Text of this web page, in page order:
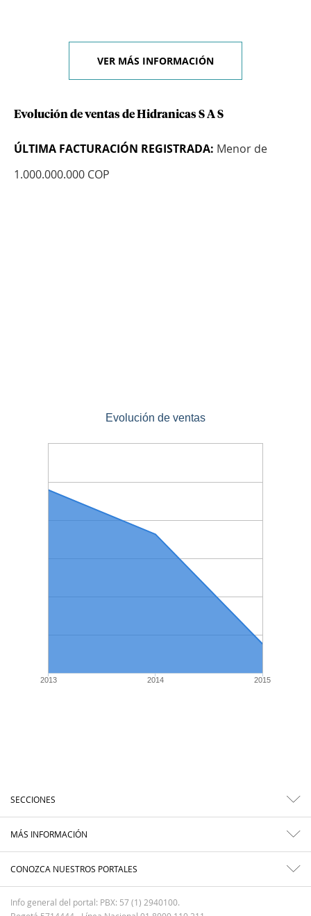
VER MÁS INFORMACIÓN
Evolución de ventas de Hidranicas S A S
ÚLTIMA FACTURACIÓN REGISTRADA: Menor de
1.000.000.000 COP
Evolución de ventas
2013 2014 2015
SECCIONES
MÁS INFORMACIÓN
CONOZCA NUESTROS PORTALES
Info general del portal: PBX: 57 (1) 2940100.